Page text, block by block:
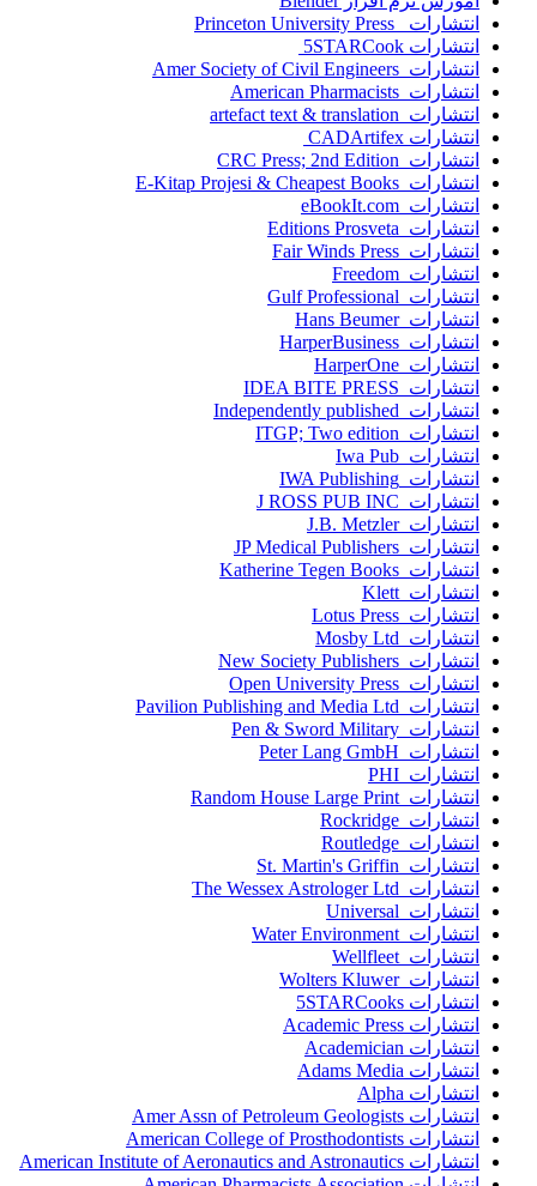
انتشارات Princeton University Press
انتشارات ‎ 5STARCook
انتشارات Amer Society of Civil Engineers
انتشارات American Pharmacists
انتشارات artefact text & translation
انتشارات ‎ CADArtifex
انتشارات CRC Press; 2nd Edition
انتشارات E-Kitap Projesi & Cheapest Books
انتشارات eBookIt.com
انتشارات Editions Prosveta
انتشارات Fair Winds Press
انتشارات Freedom
انتشارات Gulf Professional
انتشارات Hans Beumer
انتشارات HarperBusiness
انتشارات HarperOne
انتشارات IDEA BITE PRESS
انتشارات Independently published
انتشارات ITGP; Two edition
انتشارات Iwa Pub
انتشارات IWA Publishing
انتشارات J ROSS PUB INC
انتشارات J.B. Metzler
انتشارات JP Medical Publishers
انتشارات Katherine Tegen Books
انتشارات Klett
انتشارات Lotus Press
انتشارات Mosby Ltd
انتشارات New Society Publishers
انتشارات Open University Press
انتشارات Pavilion Publishing and Media Ltd
انتشارات Pen & Sword Military
انتشارات Peter Lang GmbH
انتشارات PHI
انتشارات Random House Large Print
انتشارات Rockridge
انتشارات Routledge
انتشارات St. Martin's Griffin
انتشارات The Wessex Astrologer Ltd
انتشارات Universal
انتشارات Water Environment
انتشارات Wellfleet
انتشارات Wolters Kluwer
انتشارات 5STARCooks
انتشارات Academic Press
انتشارات Academician
انتشارات Adams Media
انتشارات Alpha
انتشارات Amer Assn of Petroleum Geologists
انتشارات American College of Prosthodontists
انتشارات American Institute of Aeronautics and Astronautics